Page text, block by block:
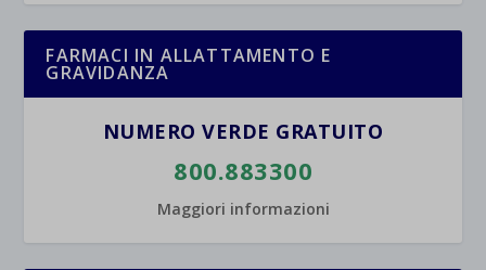
FARMACI IN ALLATTAMENTO E
GRAVIDANZA
NUMERO VERDE GRATUITO
800.883300
Maggiori informazioni
wpc*